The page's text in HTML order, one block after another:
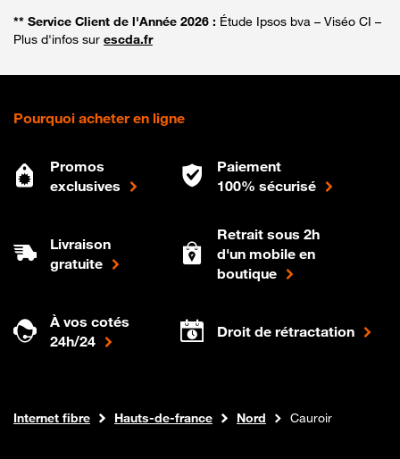
** Service Client de l'Année 2026 : Étude Ipsos bva – Viséo CI –
Plus d'infos sur escda.fr
Pourquoi acheter en ligne
Promos
exclusives
Paiement
100% sécurisé
Livraison
gratuite
Retrait sous 2h
d'un mobile en
boutique
À vos cotés
24h/24
Droit de rétractation
Boutique Orange
Internet fibre Hauts-de-france Nord Cauroir